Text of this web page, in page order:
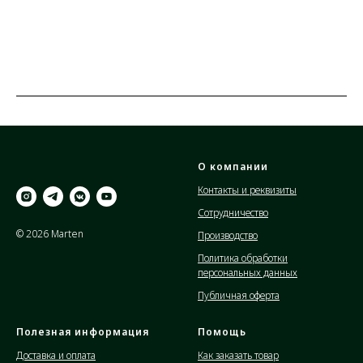
© 2026 Marten
О компании
Контакты и реквизиты
Сотрудничество
Производство
Политика обработки
персональных данных
Публичная оферта
Полезная информация
Доставка и оплата
Помощь
Как заказать товар